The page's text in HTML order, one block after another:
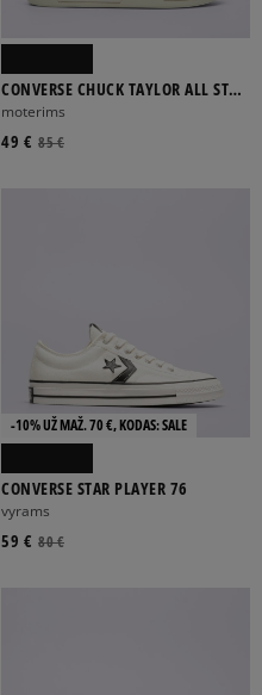
CONVERSE CHUCK TAYLOR ALL STAR
CRUISE
moterims
85 €
49 €
-10% UŽ MAŽ. 70 €, KODAS: SALE
CONVERSE STAR PLAYER 76
vyrams
80 €
59 €